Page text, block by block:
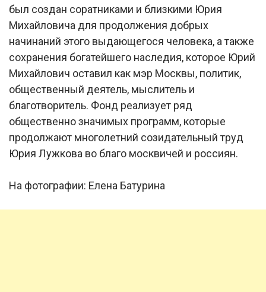
был создан соратниками и близкими Юрия
Михайловича для продолжения добрых
начинаний этого выдающегося человека, а также
сохранения богатейшего наследия, которое Юрий
Михайлович оставил как мэр Москвы, политик,
общественный деятель, мыслитель и
благотворитель. Фонд реализует ряд
общественно значимых программ, которые
продолжают многолетний созидательный труд
Юрия Лужкова во благо москвичей и россиян.
На фотографии: Елена Батурина